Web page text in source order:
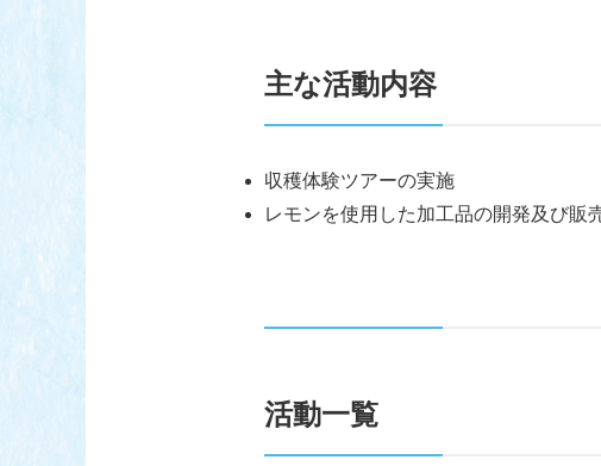
主な活動内容
収穫体験ツアーの実施
レモンを使用した加工品の開発及び販
活動一覧